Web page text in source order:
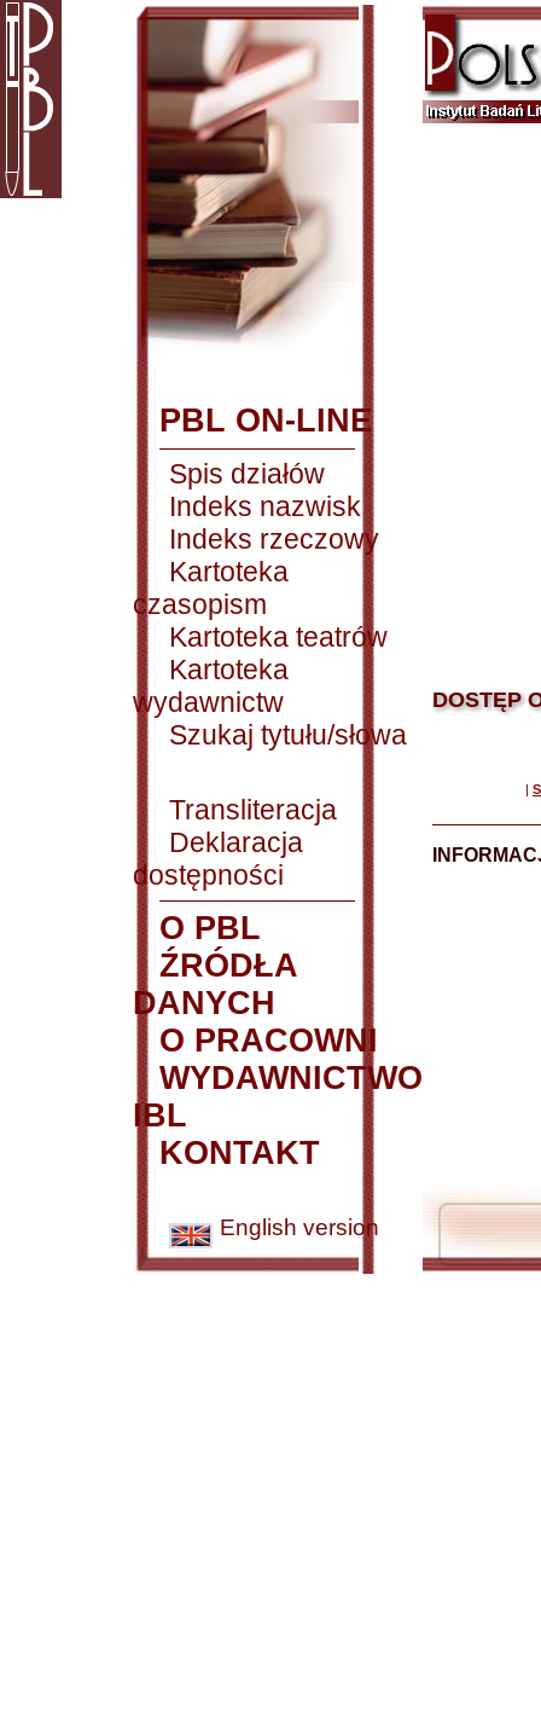
PBL ON-LINE
Spis działów
Indeks nazwisk
Indeks rzeczowy
Kartoteka
czasopism
Kartoteka teatrów
Kartoteka
wydawnictw
Szukaj tytułu/słowa
Transliteracja
Deklaracja
dostępności
O PBL
ŹRÓDŁA
DANYCH
O PRACOWNI
WYDAWNICTWO
IBL
KONTAKT
English version
DOSTĘP
|